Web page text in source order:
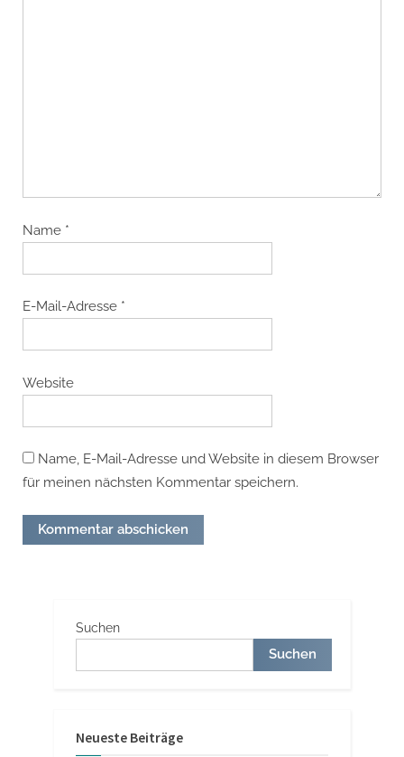
Name *
E-Mail-Adresse *
Website
Name, E-Mail-Adresse und Website in diesem Browser
für meinen nächsten Kommentar speichern.
Suchen
Suchen
Neueste Beiträge